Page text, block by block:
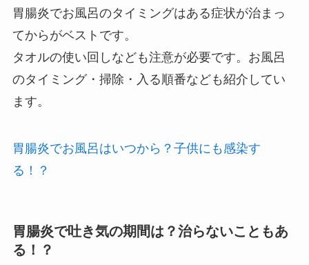
胃腸炎でお風呂のタイミングはある症状が治まっ
てからがベストです。
タオルの使い回しなども注意が必要です。お風呂
のタイミング・掃除・入る順番なども紹介してい
ます。
胃腸炎でお風呂はいつから？子供にも感染す
る！？
胃腸炎で吐き気の期間は？治らないこともあ
る！？